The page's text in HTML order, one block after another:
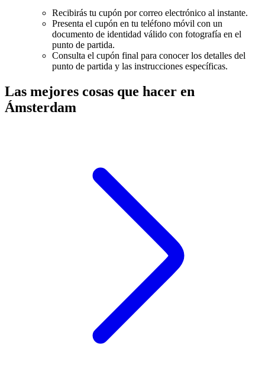
Recibirás tu cupón por correo electrónico al instante.
Presenta el cupón en tu teléfono móvil con un
documento de identidad válido con fotografía en el
punto de partida.
Consulta el cupón final para conocer los detalles del
punto de partida y las instrucciones específicas.
Las mejores cosas que hacer en
Ámsterdam